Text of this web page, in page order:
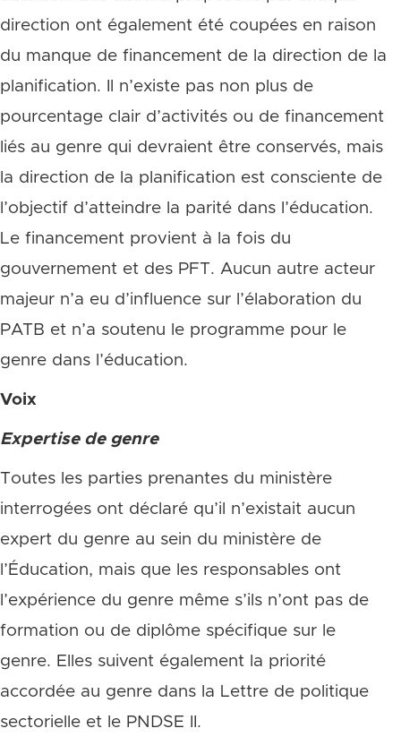
direction ont également été coupées en raison
du manque de financement de la direction de la
planification. Il n’existe pas non plus de
pourcentage clair d’activités ou de financement
liés au genre qui devraient être conservés, mais
la direction de la planification est consciente de
l’objectif d’atteindre la parité dans l’éducation.
Le financement provient à la fois du
gouvernement et des PFT. Aucun autre acteur
majeur n’a eu d’influence sur l’élaboration du
PATB et n’a soutenu le programme pour le
genre dans l’éducation.
Voix
Expertise de genre
Toutes les parties prenantes du ministère
interrogées ont déclaré qu’il n’existait aucun
expert du genre au sein du ministère de
l’Éducation, mais que les responsables ont
l’expérience du genre même s’ils n’ont pas de
formation ou de diplôme spécifique sur le
genre. Elles suivent également la priorité
accordée au genre dans la Lettre de politique
sectorielle et le PNDSE II.